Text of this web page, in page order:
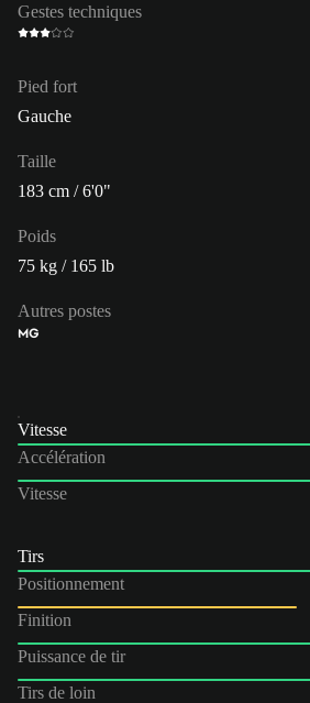
Gestes techniques
Pied fort
Gauche
Taille
183 cm / 6'0"
Poids
75 kg / 165 lb
Autres postes
MG
Vitesse
Accélération
Vitesse
Tirs
Positionnement
Finition
Puissance de tir
Tirs de loin